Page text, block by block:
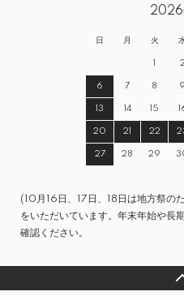
2026
日 月 火
1 2
6 7 8 9
13 14 15
20 21 22
27 28 29
(10月16日、17日、18日は地方祭の
をいただいています。年末年始や長
確認ください。